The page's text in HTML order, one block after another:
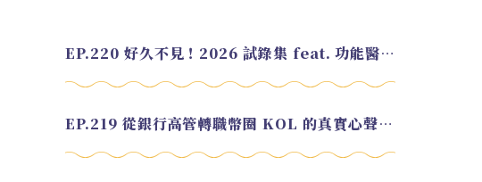
EP.220 好久不見！2026 試錄集 feat. 功能醫學營養師 美寶
EP.219 從銀行高管轉職幣圈 KOL 的真實心聲 feat.龜大